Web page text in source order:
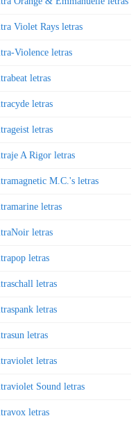
Violet Rays letras
Violence letras
letras
letras
letras
A Rigor letras
M.C.'s letras
letras
letras
letras
letras
letras
letras
letras
Sound letras
letras